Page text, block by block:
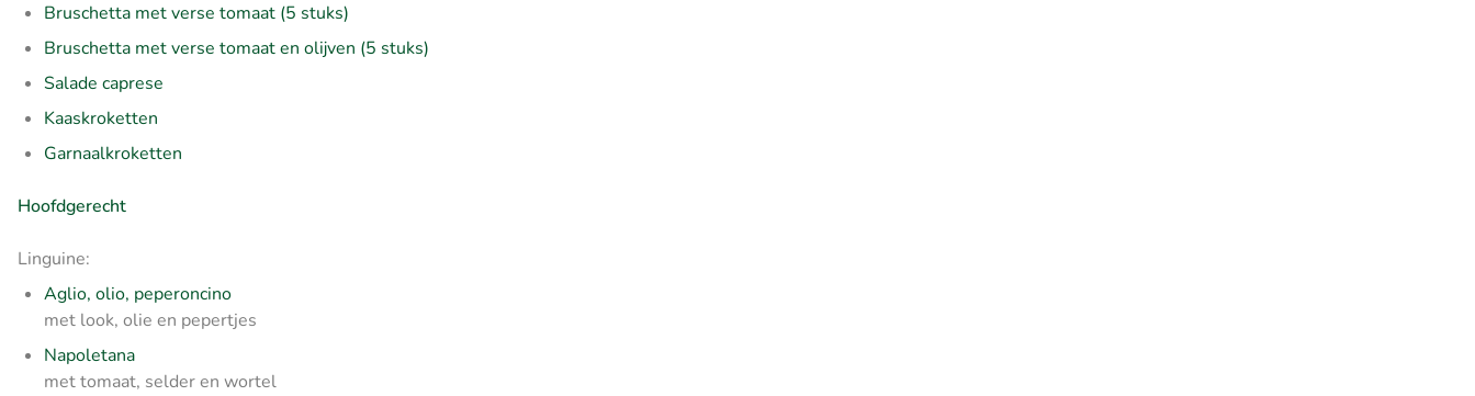
Bruschetta met verse tomaat (5 stuks)
Bruschetta met verse tomaat en olijven (5 stuks)
Salade caprese
Kaaskroketten
Garnaalkroketten
Hoofdgerecht
Linguine:
Aglio, olio, peperoncino
met look, olie en pepertjes
Napoletana
met tomaat, selder en wortel